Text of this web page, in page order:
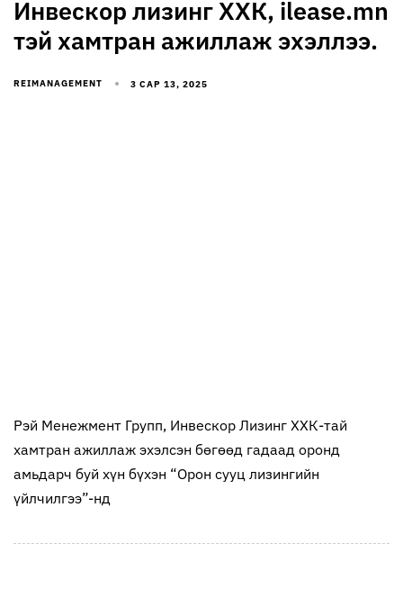
Инвескор лизинг ХХК, ilease.mn
тэй хамтран ажиллаж эхэллээ.
REIMANAGEMENT 3 САР 13, 2025
Рэй Менежмент Групп, Инвескор Лизинг ХХК-тай
хамтран ажиллаж эхэлсэн бөгөөд гадаад оронд
амьдарч буй хүн бүхэн “Орон сууц лизингийн
үйлчилгээ”-нд